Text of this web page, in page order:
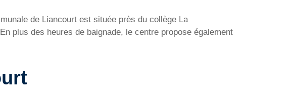
de Liancourt est située près du collège La
plus des heures de baignade, le centre propose également